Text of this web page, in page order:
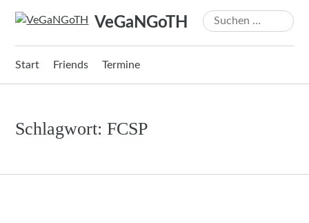
Inhalt
VeGaNGoTH
Suchen
nach:
Start Friends Termine
Schlagwort:FCSP